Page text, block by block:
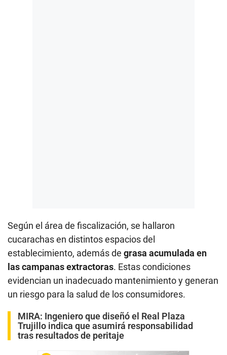
Según el área de fiscalización, se hallaron
cucarachas en distintos espacios del
establecimiento, además de grasa acumulada en
las campanas extractoras. Estas condiciones
evidencian un inadecuado mantenimiento y generan
un riesgo para la salud de los consumidores.
MIRA: Ingeniero que diseñó el Real Plaza
Trujillo indica que asumirá responsabilidad
tras resultados de peritaje